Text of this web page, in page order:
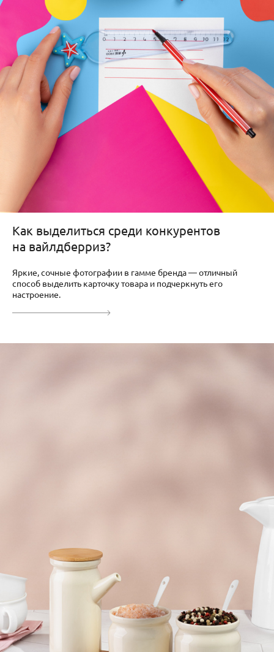
Как выделиться среди конкурентов
на вайлдберриз?
Яркие, сочные фотографии в гамме бренда — отличный
способ выделить карточку товара и подчеркнуть его
настроение.